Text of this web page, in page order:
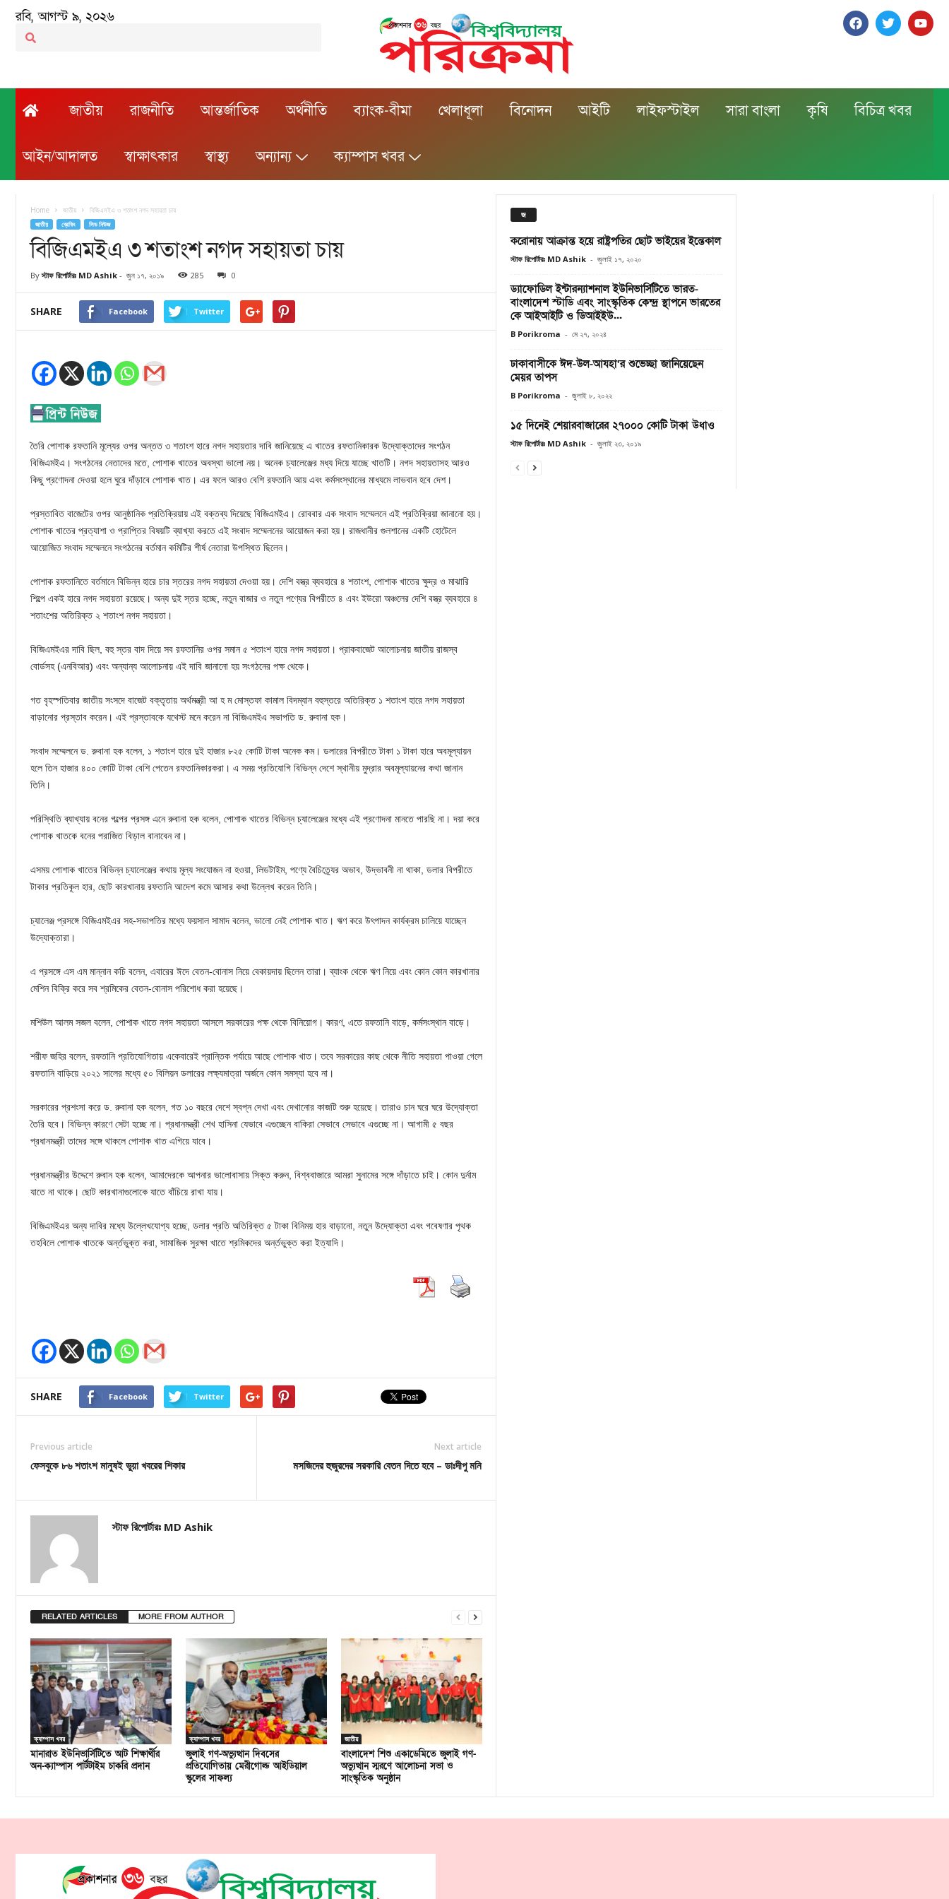
রবি, আগস্ট ৯, ২০২৬
জাতীয় রাজনীতি আন্তর্জাতিক অর্থনীতি ব্যাংক-বীমা খেলাধূলা বিনোদন আইটি লাইফস্টাইল সারা বাংলা কৃষি বিচিত্র খবর
আইন/আদালত স্বাক্ষাৎকার স্বাস্থ্য অন্যান্য ক্যাম্পাস খবর
Home জাতীয় বিজিএমইএ ৩ শতাংশ নগদ সহায়তা চায়
জাতীয় ব্রেকিং লিড নিউজ
বিজিএমইএ ৩ শতাংশ নগদ সহায়তা চায়
By স্টাফ রিপোর্টারঃ MD Ashik - জুন ১৭, ২০১৯ 285 0
SHARE Facebook Twitter
তৈরি পোশাক রফতানি মূল্যের ওপর অন্তত ৩ শতাংশ হারে নগদ সহায়তার দাবি জানিয়েছে এ খাতের রফতানিকারক উদ্যোক্তাদের সংগঠন
বিজিএমইএ। সংগঠনের নেতাদের মতে, পোশাক খাতের অবস্থা ভালো নয়। অনেক চ্যালেঞ্জের মধ্য দিয়ে যাচ্ছে খাতটি। নগদ সহায়তাসহ আরও
কিছু প্রণোদনা দেওয়া হলে ঘুরে দাঁড়াবে পোশাক খাত। এর ফলে আরও বেশি রফতানি আয় এবং কর্মসংস্থানের মাধ্যমে লাভবান হবে দেশ।
প্রস্তাবিত বাজেটের ওপর আনুষ্ঠানিক প্রতিক্রিয়ায় এই বক্তব্য দিয়েছে বিজিএমইএ। রোববার এক সংবাদ সম্মেলনে এই প্রতিক্রিয়া জানানো হয়।
পোশাক খাতের প্রত্যাশা ও প্রাপ্তির বিষয়টি ব্যাখ্যা করতে এই সংবাদ সম্মেলনের আয়োজন করা হয়। রাজধানীর গুলশানের একটি হোটেলে
আয়োজিত সংবাদ সম্মেলনে সংগঠনের বর্তমান কমিটির শীর্ষ নেতারা উপস্থিত ছিলেন।
পোশাক রফতানিতে বর্তমানে বিভিন্ন হারে চার স্তরের নগদ সহায়তা দেওয়া হয়। দেশি বস্ত্র ব্যবহারে ৪ শতাংশ, পোশাক খাতের ক্ষুদ্র ও মাঝারি
শিল্পে একই হারে নগদ সহায়তা রয়েছে। অন্য দুই স্তর হচ্ছে, নতুন বাজার ও নতুন পণ্যের বিপরীতে ৪ এবং ইউরো অঞ্চলের দেশি বস্ত্র ব্যবহারে ৪
শতাংশের অতিরিক্ত ২ শতাংশ নগদ সহায়তা।
বিজিএমইএর দাবি ছিল, বহু স্তর বাদ দিয়ে সব রফতানির ওপর সমান ৫ শতাংশ হারে নগদ সহায়তা। প্রাকবাজেট আলোচনায় জাতীয় রাজস্ব
বোর্ডসহ (এনবিআর) এবং অন্যান্য আলোচনায় এই দাবি জানানো হয় সংগঠনের পক্ষ থেকে।
গত বৃহস্পতিবার জাতীয় সংসদে বাজেট বক্তৃতায় অর্থমন্ত্রী আ হ ম মোস্তফা কামাল বিদম্যান বহুস্তরে অতিরিক্ত ১ শতাংশ হারে নগদ সহায়তা
বাড়ানোর প্রস্তাব করেন। এই প্রস্তাবকে যথেস্ট মনে করেন না বিজিএমইএ সভাপতি ড. রুবানা হক।
সংবাদ সম্মেলনে ড. রুবানা হক বলেন, ১ শতাংশ হারে দুই হাজার ৮২৫ কোটি টাকা অনেক কম। ডলারের বিপরীতে টাকা ১ টাকা হারে অবমূল্যায়ন
হলে তিন হাজার ৪০০ কোটি টাকা বেশি পেতেন রফতানিকারকরা। এ সময় প্রতিযোগি বিভিন্ন দেশে স্থানীয় মুদ্রার অবমূল্যায়নের কথা জানান
তিনি।
পরিস্থিতি ব্যাখ্যায় বনের গল্পের প্রসঙ্গ এনে রুবানা হক বলেন, পোশাক খাতের বিভিন্ন চ্যালেঞ্জের মধ্যে এই প্রণোদনা মানতে পারছি না। দয়া করে
পোশাক খাতকে বনের পরাজিত বিড়াল বানাবেন না।
এসময় পোশাক খাতের বিভিন্ন চ্যালেঞ্জের কথায় মূল্য সংযোজন না হওয়া, লিডটাইম, পণ্যে বৈচিত্র্যের অভাব, উদ্ভাবনী না থাকা, ডলার বিপরীতে
টাকার প্রতিকূল হার, ছোট কারখানায় রফতানি আদেশ কমে আসার কথা উল্লেখ করেন তিনি।
চ্যালেঞ্জ প্রসঙ্গে বিজিএমইএর সহ-সভাপতির মধ্যে ফয়সাল সামাদ বলেন, ভালো নেই পোশাক খাত। ঋণ করে উৎপাদন কার্যক্রম চালিয়ে যাচ্ছেন
উদ্যোক্তারা।
এ প্রসঙ্গে এস এম মান্নান কচি বলেন, এবারের ঈদে বেতন-বোনাস নিয়ে বেকায়দায় ছিলেন তারা। ব্যাংক থেকে ঋণ নিয়ে এবং কোন কোন কারখানার
মেশিন বিক্রি করে সব শ্রমিকের বেতন-বোনাস পরিশোধ করা হয়েছে।
মশিউল আলম সজল বলেন, পোশাক খাতে নগদ সহায়তা আসলে সরকারের পক্ষ থেকে বিনিয়োগ। কারণ, এতে রফতানি বাড়ে, কর্মসংস্থান বাড়ে।
শরীফ জহির বলেন, রফতানি প্রতিযোগিতায় একেবারেই প্রান্তিক পর্যায়ে আছে পোশাক খাত। তবে সরকারের কাছ থেকে নীতি সহায়তা পাওয়া গেলে
রফতানি বাড়িয়ে ২০২১ সালের মধ্যে ৫০ বিলিয়ন ডলারের লক্ষ্যমাত্রা অর্জনে কোন সমস্যা হবে না।
সরকারের প্রশংসা করে ড. রুবানা হক বলেন, গত ১০ বছরে দেশে স্বপ্ন দেখা এবং দেখানোর কাজটি শুরু হয়েছে। তারাও চান ঘরে ঘরে উদ্যোক্তা
তৈরি হবে। বিভিন্ন কারণে সেটা হচ্ছে না। প্রধানমন্ত্রী শেখ হাসিনা যেভাবে এগুচ্ছেন বাকিরা সেভাবে সেভাবে এগুচ্ছে না। আগামী ৫ বছর
প্রধানমন্ত্রী তাদের সঙ্গে থাকলে পোশাক খাত এগিয়ে যাবে।
প্রধানমন্ত্রীর উদ্দেশে রুবান হক বলেন, আমাদেরকে আপনার ভালোবাসায় সিক্ত করুন, বিশ্ববাজারে আমরা সুনামের সঙ্গে দাঁড়াতে চাই। কোন দুর্নাম
যাতে না থাকে। ছোট কারখানাগুলোকে যাতে বাঁচিয়ে রাখা যায়।
বিজিএমইএর অন্য দাবির মধ্যে উল্লেখযোগ্য হচ্ছে, ডলার প্রতি অতিরিক্ত ৫ টাকা বিনিময় হার বাড়ানো, নতুন উদ্যোক্তা এবং গবেষণার পৃথক
তহবিলে পোশাক খাতকে অর্ন্তভুক্ত করা, সামাজিক সুরক্ষা খাতে শ্রমিকদের অর্ন্তভুক্ত করা ইত্যাদি।
SHARE Facebook Twitter
Previous article
ফেসবুকে ৮৬ শতাংশ মানুষই ভুয়া খবরের শিকার
Next article
মসজিদের হুজুরদের সরকারি বেতন দিতে হবে – ডাঃদীপু মনি
স্টাফ রিপোর্টারঃ MD Ashik
RELATED ARTICLES MORE FROM AUTHOR
ক্যাম্পাস খবর
মানারাত ইউনিভার্সিটিতে আট শিক্ষার্থীর
অন-ক্যাম্পাস পার্টটাইম চাকরি প্রদান
ক্যাম্পাস খবর
জুলাই গণ-অভ্যুত্থান দিবসের
প্রতিযোগিতায় মেরীগোল্ড আইডিয়াল
স্কুলের সাফল্য
জাতীয়
বাংলাদেশ শিশু একাডেমিতে জুলাই গণ-
অভ্যুত্থান স্মরণে আলোচনা সভা ও
সাংস্কৃতিক অনুষ্ঠান
জ
করোনায় আক্রান্ত হয়ে রাষ্ট্রপতির ছোট ভাইয়ের ইন্তেকাল
স্টাফ রিপোর্টারঃ MD Ashik - জুলাই ১৭, ২০২০
ড্যাফোডিল ইন্টারন্যাশনাল ইউনিভার্সিটিতে ভারত-
বাংলাদেশ স্টাডি এবং সাংস্কৃতিক কেন্দ্র স্থাপনে ভারতের
কে আইআইটি ও ডিআইইউ...
B Porikroma - মে ২৭, ২০২৪
ঢাকাবাসীকে ঈদ-উল-আযহা’র শুভেচ্ছা জানিয়েছেন
মেয়র তাপস
B Porikroma - জুলাই ৮, ২০২২
১৫ দিনেই শেয়ারবাজারের ২৭০০০ কোটি টাকা উধাও
স্টাফ রিপোর্টারঃ MD Ashik - জুলাই ২৩, ২০১৯